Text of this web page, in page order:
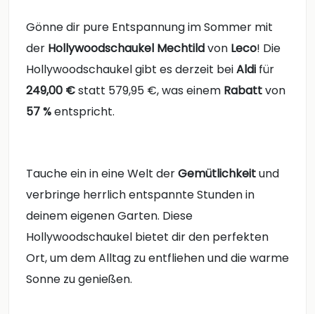
Gönne dir pure Entspannung im Sommer mit
der Hollywoodschaukel Mechtildvon Leco! Die
Hollywoodschaukel gibt es derzeit beiAldi für
249,00 €statt 579,95 €, was einem Rabattvon
57 %entspricht.
Tauche ein in eine Welt derGemütlichkeitund
verbringe herrlich entspannte Stunden in
deinem eigenen Garten. Diese
Hollywoodschaukel bietet dir den perfekten
Ort, um dem Alltag zu entfliehen und die warme
Sonne zu genießen.